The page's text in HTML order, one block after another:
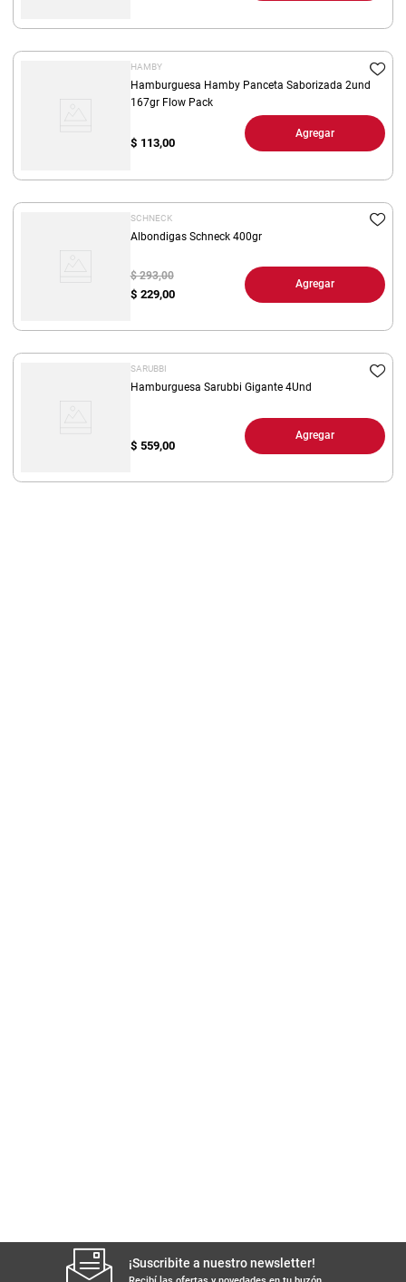
HAMBY
Hamburguesa Hamby Panceta Saborizada 2und
167gr Flow Pack
$ 113,00
Agregar
SCHNECK
Albondigas Schneck 400gr
$ 229,00
$ 293,00
Agregar
SARUBBI
Hamburguesa Sarubbi Gigante 4Und
$ 559,00
Agregar
¡Suscribite a nuestro newsletter!